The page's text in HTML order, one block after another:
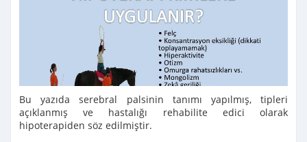
Bu yazıda serebral palsinin tanımı yapılmış, tipleri
açıklanmış ve hastalığı rehabilite edici olarak
hipoterapiden söz edilmiştir.